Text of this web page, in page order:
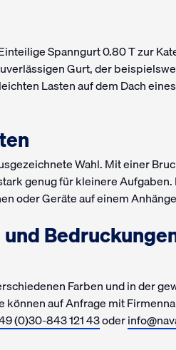
Spanngurt 0.80 T zur
Gurt, der
Lasten auf dem Dach
Wahl. Mit einer
genug für kleinere Aufgaben.
oder Geräte auf einem
Farben und in der
auf Anfrage mit
(0)30-843 121 43oder